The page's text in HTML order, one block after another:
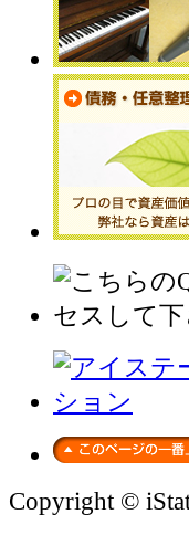
Copyright ©